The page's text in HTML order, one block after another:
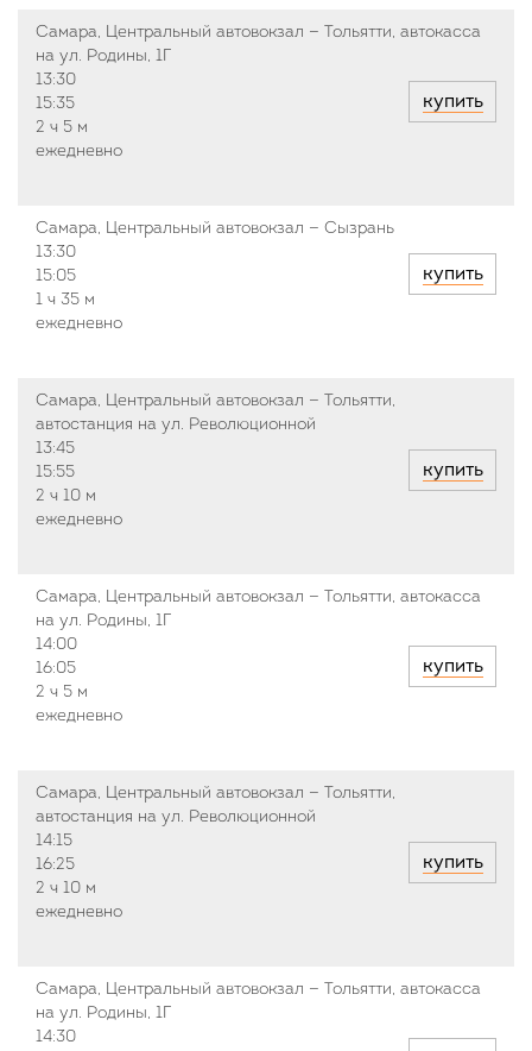
Самара, Центральный автовокзал — Тольятти, автокасса
на ул. Родины, 1Г
13:30
15:35
2 ч 5 м
ежедневно
купить
Самара, Центральный автовокзал — Сызрань
13:30
15:05
1 ч 35 м
ежедневно
купить
Самара, Центральный автовокзал — Тольятти,
автостанция на ул. Революционной
13:45
15:55
2 ч 10 м
ежедневно
купить
Самара, Центральный автовокзал — Тольятти, автокасса
на ул. Родины, 1Г
14:00
16:05
2 ч 5 м
ежедневно
купить
Самара, Центральный автовокзал — Тольятти,
автостанция на ул. Революционной
14:15
16:25
2 ч 10 м
ежедневно
купить
Самара, Центральный автовокзал — Тольятти, автокасса
на ул. Родины, 1Г
14:30